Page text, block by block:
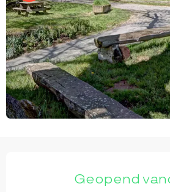
Geopend